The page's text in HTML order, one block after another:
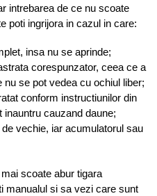
intrebarea de ce nu scoate
poti ingrijora in cazul in care:
insa nu se aprinde;
corespunzator, ceea ce a
se pot vedea cu ochiul liber;
conform instructiunilor din
cauzand daune;
vechie, iar acumulatorul sau
scoate abur tigara
manualul si sa vezi care sunt